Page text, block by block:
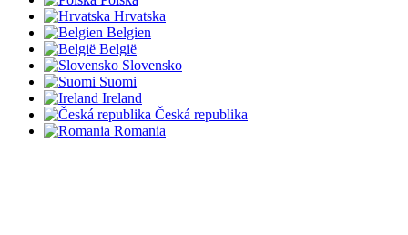
Hrvatska
Belgien
België
Slovensko
Suomi
Ireland
Česká republika
Romania